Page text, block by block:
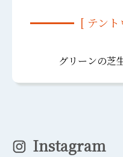
[ テント
グリーンの芝
Instagram